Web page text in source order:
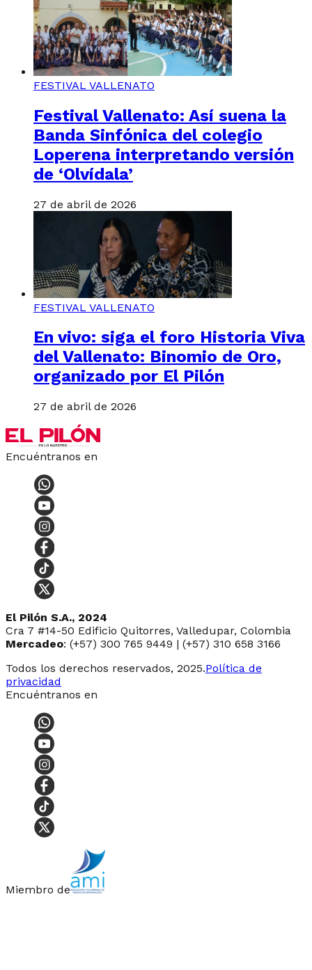
FESTIVAL VALLENATO
Festival Vallenato: Así suena la
Banda Sinfónica del colegio
Loperena interpretando versión
de ‘Olvídala’
27 de abril de 2026
FESTIVAL VALLENATO
En vivo: siga el foro Historia Viva
del Vallenato: Binomio de Oro,
organizado por El Pilón
27 de abril de 2026
Encuéntranos en
El Pilón S.A., 2024
Cra 7 #14-50 Edificio Quitorres, Valledupar, Colombia
Mercadeo: (+57) 300 765 9449 | (+57) 310 658 3166
Todos los derechos reservados, 2025.Política de
privacidad
Encuéntranos en
Miembro de